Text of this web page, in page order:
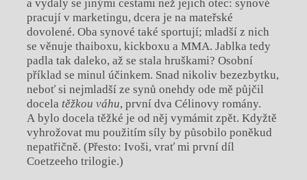
a vydaly se jinými cestami než jejich otec: synové
pracují v marketingu, dcera je na mateřské
dovolené. Oba synové také sportují; mladší z nich
se věnuje thaiboxu, kickboxu a MMA. Jablka tedy
padla tak daleko, až se stala hruškami? Osobní
příklad se minul účinkem. Snad nikoliv bezezbytku,
neboť si nejmladší ze synů onehdy ode mě půjčil
docela těžkou váhu, první dva Célinovy romány.
A bylo docela těžké je od něj vymámit zpět. Kdyžtě
vyhrožovat mu použitím síly by působilo poněkud
nepatřičně. (Přesto: Ivoši, vrať mi první díl
Coetzeeho trilogie.)